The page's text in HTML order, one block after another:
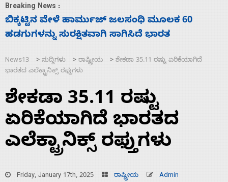
Breaking News :
ಬಿಕ್ಕಟ್ಟಿನ ವೇಳೆ ಹಾರ್ಮುಜ್ ಜಲಸಂಧಿ ಮೂಲಕ 60
ಹಡಗುಗಳನ್ನು ಸುರಕ್ಷಿತವಾಗಿ ಸಾಗಿಸಿದೆ ಭಾರತ
News13 > ಸುದ್ದಿಗಳು > ರಾಷ್ಟ್ರೀಯ > ಶೇಕಡಾ 35.11 ರಷ್ಟು ಏರಿಕೆಯಾಗಿದೆ
ಭಾರತದ ಎಲೆಕ್ಟ್ರಾನಿಕ್ಸ್ ರಫ್ತುಗಳು
ಶೇಕಡಾ 35.11 ರಷ್ಟು
ಏರಿಕೆಯಾಗಿದೆ ಭಾರತದ
ಎಲೆಕ್ಟ್ರಾನಿಕ್ಸ್ ರಫ್ತುಗಳು
Friday, January 17th, 2025 ರಾಷ್ಟ್ರೀಯ Admin